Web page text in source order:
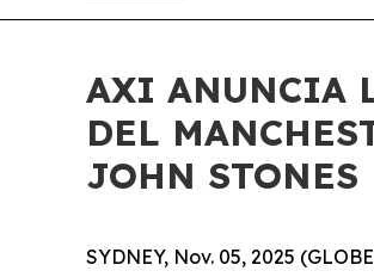
AXI ANUNCIA
DEL
JOHN STONES
SYDNEY, Nov. 05, 2025